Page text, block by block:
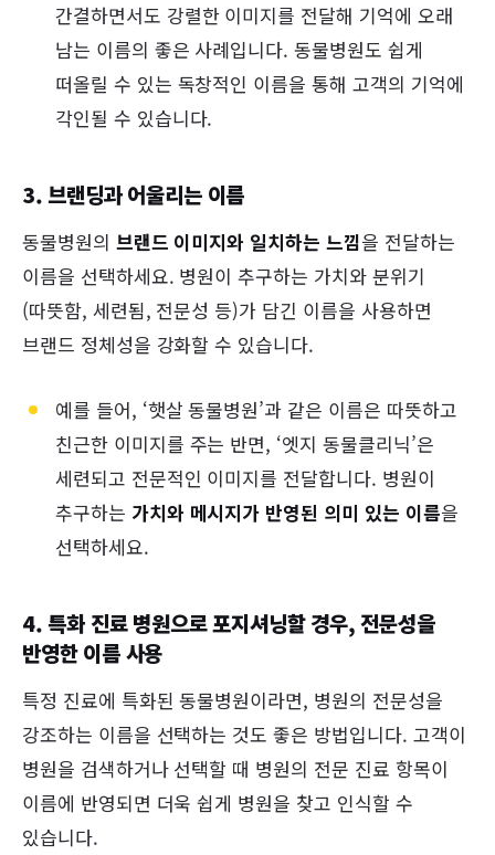
간결하면서도 강렬한 이미지를 전달해 기억에 오래
남는 이름의 좋은 사례입니다. 동물병원도 쉽게
떠올릴 수 있는 독창적인 이름을 통해 고객의 기억에
각인될 수 있습니다.
3. 브랜딩과 어울리는 이름
동물병원의 브랜드 이미지와 일치하는 느낌을 전달하는
이름을 선택하세요. 병원이 추구하는 가치와 분위기
(따뜻함, 세련됨, 전문성 등)가 담긴 이름을 사용하면
브랜드 정체성을 강화할 수 있습니다.
예를 들어, ‘햇살 동물병원’과 같은 이름은 따뜻하고
친근한 이미지를 주는 반면, ‘엣지 동물클리닉’은
세련되고 전문적인 이미지를 전달합니다. 병원이
추구하는 가치와 메시지가 반영된 의미 있는 이름을
선택하세요.
4. 특화 진료 병원으로 포지셔닝할 경우, 전문성을
반영한 이름 사용
특정 진료에 특화된 동물병원이라면, 병원의 전문성을
강조하는 이름을 선택하는 것도 좋은 방법입니다. 고객이
병원을 검색하거나 선택할 때 병원의 전문 진료 항목이
이름에 반영되면 더욱 쉽게 병원을 찾고 인식할 수
있습니다.